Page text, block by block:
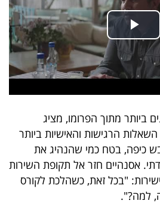
ביותר מתוך הפרומו, מציג
הרגישות והאישיות ביותר
כיפה, בטח כמי שהנהיג את
אסנהיים חזר אל תקופת השירות
"בכל זאת, כשהלכת לקורס
למה?".